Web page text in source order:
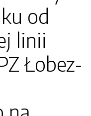
od
linii
Łobez-